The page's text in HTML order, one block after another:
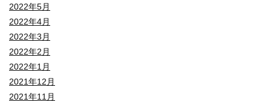
2022年5月
2022年4月
2022年3月
2022年2月
2022年1月
2021年12月
2021年11月